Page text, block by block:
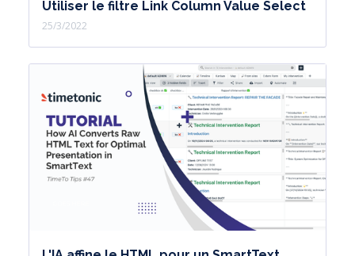
Utiliser le filtre Link Column Value Select
25/3/2022